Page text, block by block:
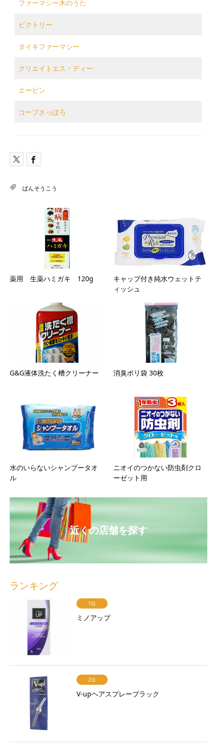
ファーマシー木のうた
ビクトリー
タイキファーマシー
クリエイトエス・ディー
エービン
コープさっぽろ
ばんそうこう
薬用 生薬ハミガキ 120g
キャップ付き純水ウェットテ
ィッシュ
G&G液体洗たく槽クリーナー 消臭ポリ袋 30枚
水のいらないシャンプータオ
ル
ニオイのつかない防虫剤クロ
ーゼット用
近くの店舗を探す
ランキング
1位
ミノアップ
2位
V-upヘアスプレーブラック